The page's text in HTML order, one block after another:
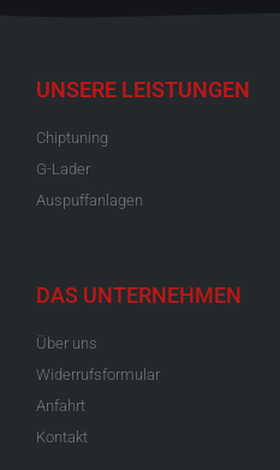
UNSERE LEISTUNGEN
Chiptuning
G-Lader
Auspuffanlagen
DAS UNTERNEHMEN
Über uns
Widerrufsformular
Anfahrt
Kontakt